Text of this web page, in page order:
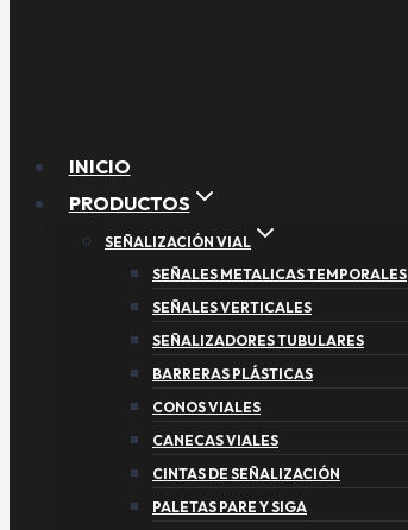
INICIO
PRODUCTOS
SEÑALIZACIÓN VIAL
SEÑALES METALICAS TEMPORALES
SEÑALES VERTICALES
SEÑALIZADORES TUBULARES
BARRERAS PLÁSTICAS
CONOS VIALES
CANECAS VIALES
CINTAS DE SEÑALIZACIÓN
PALETAS PARE Y SIGA